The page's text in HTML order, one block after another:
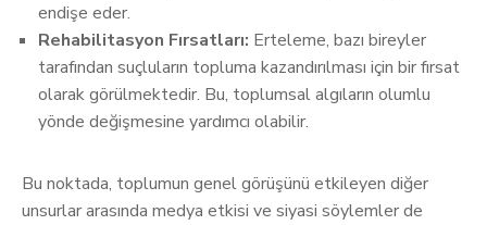
endişe eder.
Rehabilitasyon Fırsatları: Erteleme, bazı bireyler
tarafından suçluların topluma kazandırılması için bir fırsat
olarak görülmektedir. Bu, toplumsal algıların olumlu
yönde değişmesine yardımcı olabilir.
Bu noktada, toplumun genel görüşünü etkileyen diğer
unsurlar arasında medya etkisi ve siyasi söylemler de